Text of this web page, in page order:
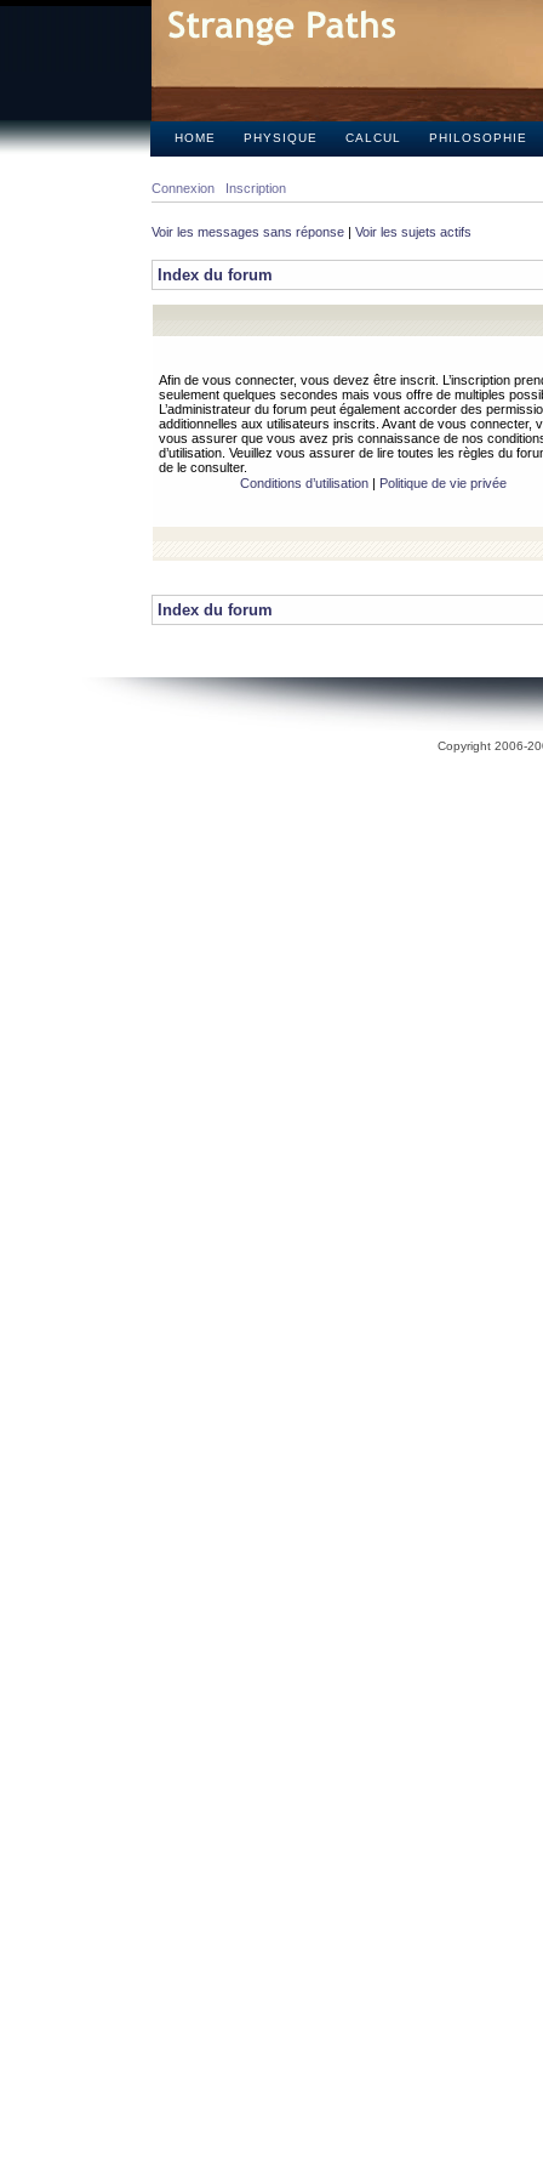
HOME PHYSIQUE CALCUL PHILOSOPHIE
Connexion Inscription
Voir les messages sans réponse | Voir les sujets actifs
Index du forum
Afin de vous connecter, vous devez être inscrit. L’inscription
seulement quelques secondes mais vous offre de multiples
L’administrateur du forum peut également accorder des
additionnelles aux utilisateurs inscrits. Avant de vous connecter,
vous assurer que vous avez pris connaissance de nos
d’utilisation. Veuillez vous assurer de lire toutes les règles du
de le consulter.
Conditions d’utilisation| Politique de vie privée
Index du forum
Copyright 2006-